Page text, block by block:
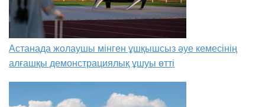
Астанада жолаушы мінген ұшқышсыз әуе кемесінің
алғашқы демонстрациялық ұшуы өтті